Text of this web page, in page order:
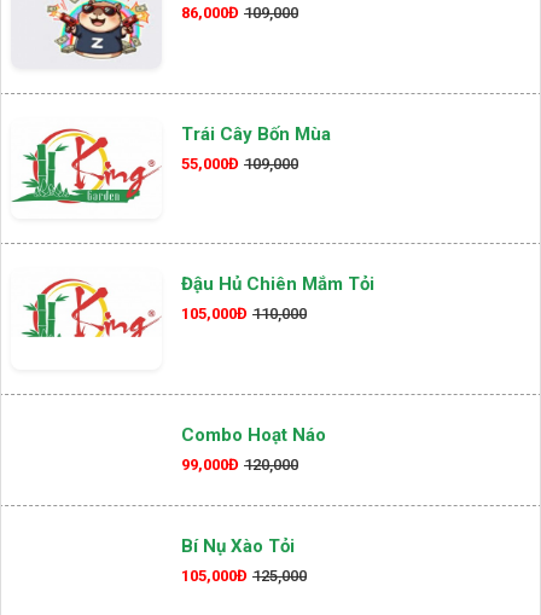
86,000Đ 109,000
Trái Cây Bốn Mùa
55,000Đ 109,000
Đậu Hủ Chiên Mắm Tỏi
105,000Đ 110,000
Combo Hoạt Náo
99,000Đ 120,000
Bí Nụ Xào Tỏi
105,000Đ 125,000